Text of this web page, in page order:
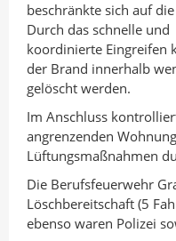
beschränkte sich auf
Durch das schnelle und
koordinierte Eingreifen
der Brand innerhalb
gelöscht werden.
Im Anschluss
angrenzenden
Lüftungsmaßnahmen
Die Berufsfeuerwehr
Löschbereitschaft (5
ebenso waren Polizei